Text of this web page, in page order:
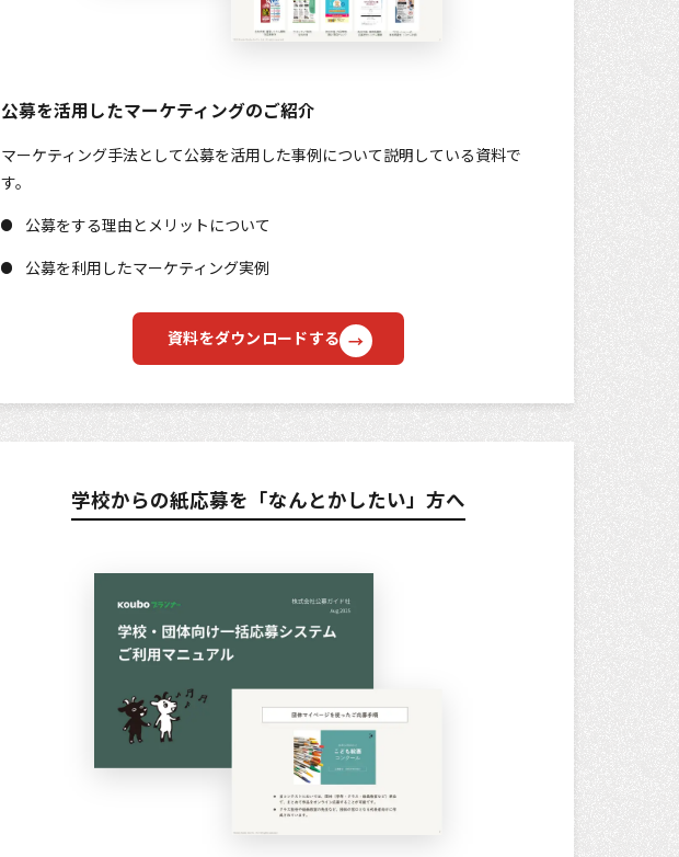
公募を活用したマーケティングのご紹介
マーケティング手法として公募を活用した事例について説明している資料で
す。
公募をする理由とメリットについて
公募を利用したマーケティング実例
資料をダウンロードする
学校からの紙応募を「なんとかしたい」方へ